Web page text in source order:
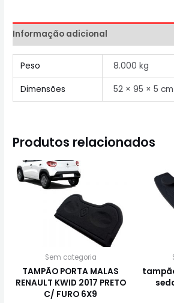
Informação adicional
Peso 8.000 kg
Dimensões 52 × 95 × 5 cm
Produtos relacionados
Sem categoria
TAMPÃO PORTA MALAS
RENAULT KWID 2017 PRETO
C/ FURO 6X9